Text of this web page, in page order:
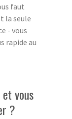
faut
la seule
- vous
rapide au
vous
?